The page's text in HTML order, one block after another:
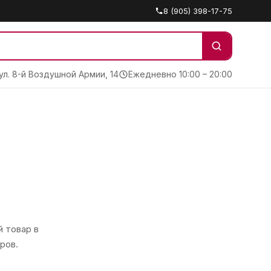
8 (905) 398-17-75
8-й Воздушной Армии, 14 Ежедневно 10:00 – 20:00
товар в